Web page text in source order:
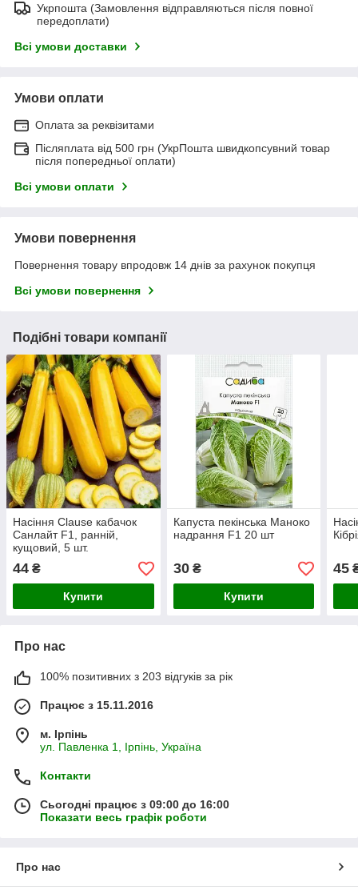
Укрпошта (Замовлення відправляються після повної
передоплати)
Всі умови доставки
Умови оплати
Оплата за реквізитами
Післяплата від 500 грн (УкрПошта швидкопсувний товар
після попередньої оплати)
Всі умови оплати
Умови повернення
Повернення товару впродовж 14 днів за рахунок покупця
Всі умови повернення
Подібні товари компанії
Насіння Clause кабачок
Санлайт F1, ранній,
кущовий, 5 шт.
44 ₴
Купити
Капуста пекінська Маноко
надрання F1 20 шт
30₴
Купити
45
Про нас
100% позитивних з 203 відгуків за рік
Працює з 15.11.2016
м. Ірпінь
ул. Павленка 1, Ірпінь, Україна
Контакти
Сьогодні працює з 09:00 до 16:00
Показати весь графік роботи
Про нас